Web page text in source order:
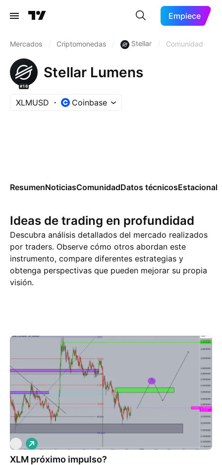
Empiece
Mercados Criptomonedas Stellar Comunidad
#16
Stellar Lumens
XLMUSD Coinbase
ResumenNoticiasComunidadDatos técnicos
Ideas de trading en profundidad
Descubra análisis detallados del mercado realizados
por traders. Observe cómo otros abordan este
instrumento, compare diferentes estrategias y
obtenga perspectivas que pueden mejorar su propia
visión.
XLM próximo impulso?
L
a
r